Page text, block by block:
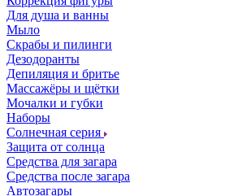
Для душа и ванны
Мыло
Скрабы и пилинги
Дезодоранты
Депиляция и бритье
Массажёры и щётки
Мочалки и губки
Наборы
Солнечная серия
Защита от солнца
Средства для загара
Средства после загара
Автозагары